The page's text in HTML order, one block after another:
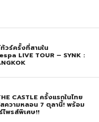
วร์ครั้งที่สามใน
LIVE TOUR – SYNK :
CASTLE ครั้งแรกในไทย
ความหลอน 7 ตุลานี้! พร้อม
ไพรส์พิเศษ!!